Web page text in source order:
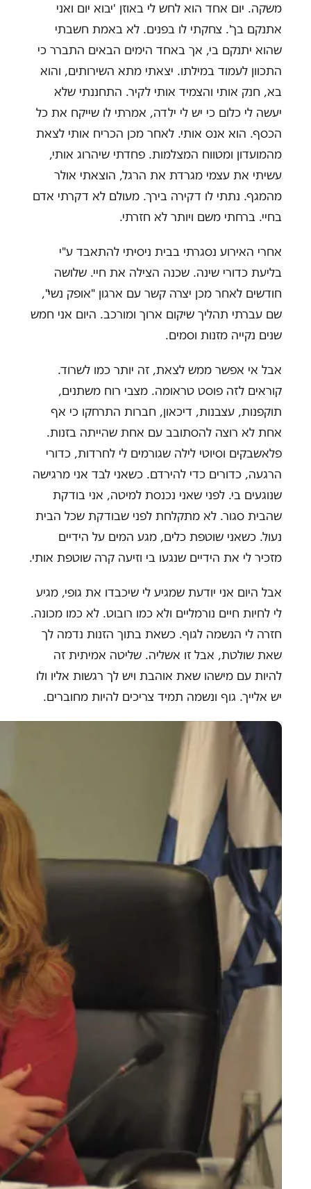
משקה. יום אחד הוא לחש לי באוזן 'יבוא יום ואני
אתנקם בך'. צחקתי לו בפנים. לא באמת חשבתי
שהוא יתנקם בי, אך באחד הימים הבאים התברר כי
התכוון לעמוד במילתו. יצאתי מתא השירותים, והוא
בא, חנק אותי והצמיד אותי לקיר. התחננתי שלא
יעשה לי כלום כי יש לי ילדה, אמרתי לו שייקח את כל
הכסף. הוא אנס אותי. לאחר מכן הכריח אותי לצאת
מהמועדון ומטווח המצלמות. פחדתי שיהרוג אותי,
עשיתי את עצמי מגרדת את הרגל, הוצאתי אולר
מהמגף. נתתי לו דקירה בירך. מעולם לא דקרתי אדם
בחיי. ברחתי משם ויותר לא חזרתי.
אחרי האירוע נסגרתי בבית ניסיתי להתאבד ע"י
בליעת כדורי שינה. שכנה הצילה את חיי. שלושה
חודשים לאחר מכן יצרה קשר עם ארגון "אופק נשי",
שם עברתי תהליך שיקום ארוך ומורכב. היום אני חמש
שנים נקייה מזנות וסמים.
אבל אי אפשר ממש לצאת, זה יותר כמו לשרוד.
קוראים לזה פוסט טראומה. מצבי רוח משתנים,
תוקפנות, עצבנות, דיכאון, חברות התרחקו כי אף
אחת לא רוצה להסתובב עם אחת שהייתה בזנות.
פלאשבקים וסיוטי לילה שגורמים לי לחרדות, כדורי
הרגעה, כדורים כדי להירדם. כשאני לבד אני מרגישה
שנוגעים בי. לפני שאני נכנסת למיטה, אני בודקת
שהבית סגור. לא מתקלחת לפני שבודקת שכל הבית
נעול. כשאני שוטפת כלים, מגע המים על הידיים
מזכיר לי את הידיים שנגעו בי וזיעה קרה שוטפת אותי.
אבל היום אני יודעת שמגיע לי שיכבדו את גופי, מגיע
לי לחיות חיים נורמליים ולא כמו רובוט. לא כמו מכונה.
חזרה לי הנשמה לגוף. כשאת בתוך הזנות נדמה לך
שאת שולטת, אבל זו אשליה. שליטה אמיתית זה
להיות עם מישהו שאת אוהבת ויש לך רגשות אליו ולו
יש אלייך. גוף ונשמה תמיד צריכים להיות מחוברים.